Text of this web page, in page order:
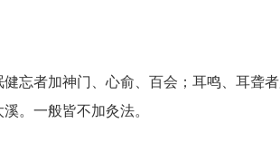
忘者加神门、心俞、百会；耳鸣、耳聋
。一般皆不加灸法。